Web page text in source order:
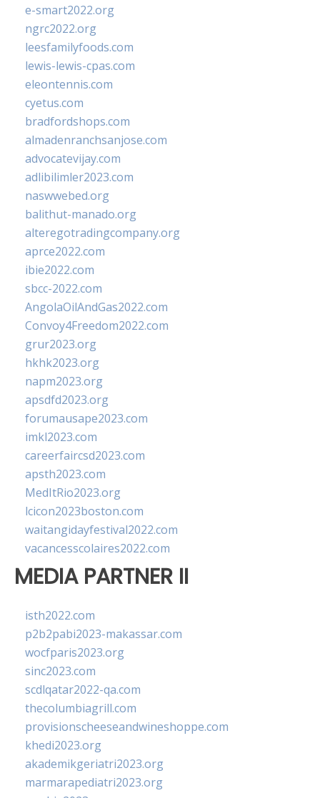
e-smart2022.org
ngrc2022.org
leesfamilyfoods.com
lewis-lewis-cpas.com
eleontennis.com
cyetus.com
bradfordshops.com
almadenranchsanjose.com
advocatevijay.com
adlibilimler2023.com
naswwebed.org
balithut-manado.org
alteregotradingcompany.org
aprce2022.com
ibie2022.com
sbcc-2022.com
AngolaOilAndGas2022.com
Convoy4Freedom2022.com
grur2023.org
hkhk2023.org
napm2023.org
apsdfd2023.org
forumausape2023.com
imkl2023.com
careerfaircsd2023.com
apsth2023.com
MedItRio2023.org
lcicon2023boston.com
waitangidayfestival2022.com
vacancesscolaires2022.com
MEDIA PARTNER II
isth2022.com
p2b2pabi2023-makassar.com
wocfparis2023.org
sinc2023.com
scdlqatar2022-qa.com
thecolumbiagrill.com
provisionscheeseandwineshoppe.com
khedi2023.org
akademikgeriatri2023.org
marmarapediatri2023.org